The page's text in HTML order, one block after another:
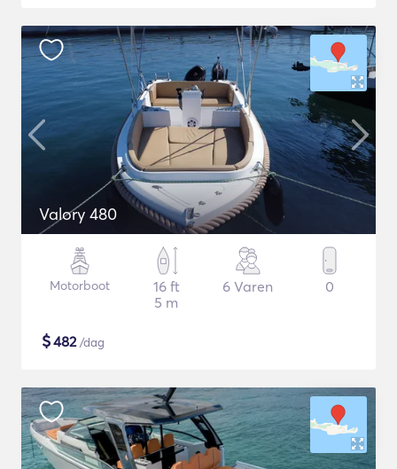
Valory 480
Motorboot
16 ft
5 m
6 Varen 0
$482/dag